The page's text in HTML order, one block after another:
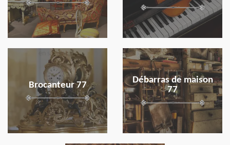
Brocanteur 77
en savoir plus
Débarras de maison
77
en savoir plus